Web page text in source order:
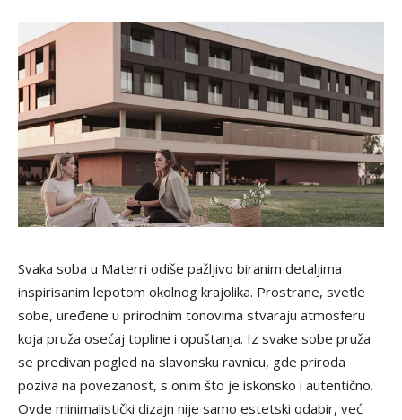
Svaka soba u Materri odiše pažljivo biranim detaljima
inspirisanim lepotom okolnog krajolika. Prostrane, svetle
sobe, uređene u prirodnim tonovima stvaraju atmosferu
koja pruža osećaj topline i opuštanja. Iz svake sobe pruža
se predivan pogled na slavonsku ravnicu, gde priroda
poziva na povezanost, s onim što je iskonsko i autentično.
Ovde minimalistički dizajn nije samo estetski odabir, već